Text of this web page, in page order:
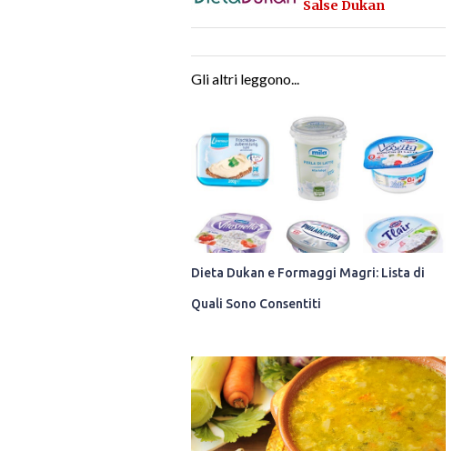
Salse Dukan
Gli altri leggono...
Dieta Dukan e Formaggi Magri: Lista di
Quali Sono Consentiti